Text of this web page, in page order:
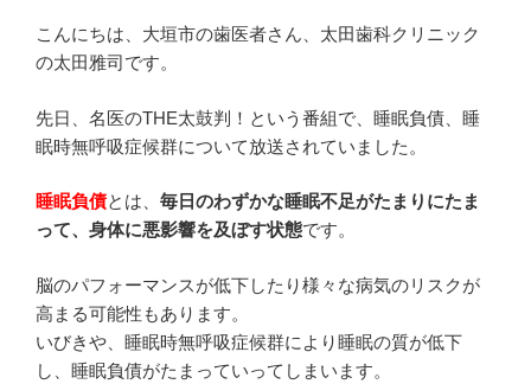
院
の
観
が
成
し
き
ま
し
た！”
こんにちは、大垣市の歯医者さん、太田歯科クリニック
の太田雅司です。
先日、名医のTHE太鼓判！という番組で、睡眠負債、睡
眠時無呼吸症候群について放送されていました。
睡眠負債とは、 毎日のわずかな睡眠不足がたまりにたま
って、身体に悪影響を及ぼす状態です。
脳のパフォーマンスが低下したり様々な病気のリスクが
高まる可能性もあります。
いびきや、睡眠時無呼吸症候群により睡眠の質が低下
し、睡眠負債がたまっていってしまいます。